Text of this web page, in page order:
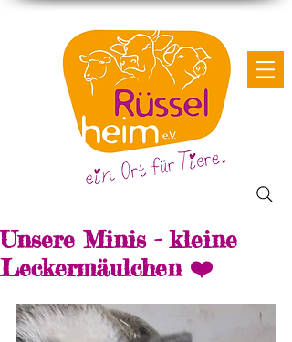
Unsere Minis - kleine
Leckermäulchen ❤️